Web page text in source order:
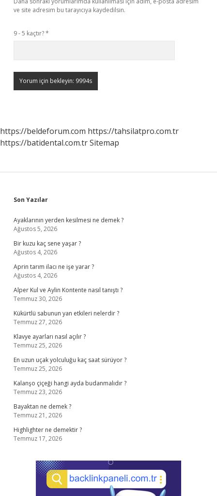
ve site adresim bu tarayıcıya kaydedilsin.
9 - 5 kaçtır?*
https://beldeforum.com https://tahsilatpro.com.tr
https://batidental.com.trSitemap
Sidebar
Son Yazılar
Ayaklarının yerden kesilmesi ne demek ?
Ağustos 5, 2026
Bir kuzu kaç sene yaşar ?
Ağustos 4, 2026
Aprin tarım ilacı ne işe yarar ?
Ağustos 4, 2026
Alper Kul ve Aylin Kontente nasıl tanıştı ?
Temmuz 30, 2026
Kükürtlü sabunun yan etkileri nelerdir ?
Temmuz 27, 2026
Klavye ayarları nasıl açılır ?
Temmuz 25, 2026
En uzun uçak yolculuğu kaç saat sürüyor ?
Temmuz 25, 2026
Kalanşo çiçeği hangi ayda budanmalıdır ?
Temmuz 23, 2026
Bayaktan ne demek ?
Temmuz 21, 2026
Highlighter ne demektir ?
Temmuz 17, 2026